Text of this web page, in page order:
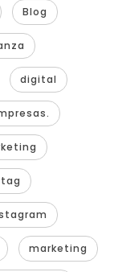
Blog
digital
marketing